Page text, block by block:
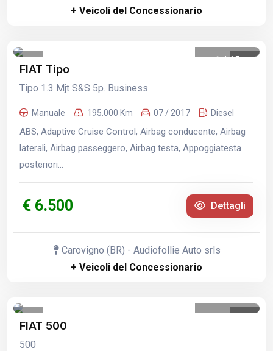
+ Veicoli del Concessionario
1 /15
FIAT Tipo
Tipo 1.3 Mjt S&S 5p. Business
Manuale 195.000 Km 07 / 2017 Diesel
ABS, Adaptive Cruise Control, Airbag conducente, Airbag
laterali, Airbag passeggero, Airbag testa, Appoggiatesta
posteriori...
€ 6.500 Dettagli
Carovigno (BR) - Audiofollie Auto srls
+ Veicoli del Concessionario
1 /50
FIAT 500
500